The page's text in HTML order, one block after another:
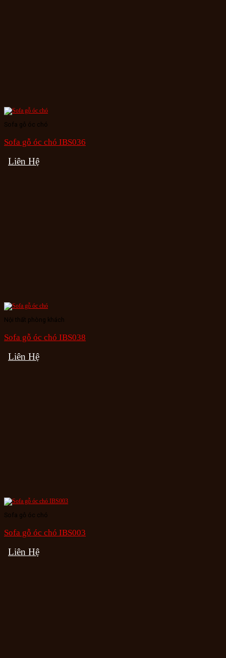
Sofa gỗ óc chó
Sofa gỗ óc chó IBS036
Liên Hệ
Nội thất phòng khách
Sofa gỗ óc chó IBS038
Liên Hệ
Sofa gỗ óc chó
Sofa gỗ óc chó IBS003
Liên Hệ